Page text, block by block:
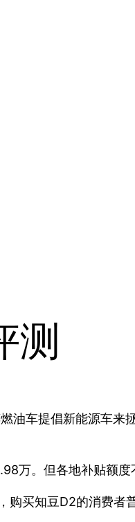
测
油车提倡新能源车来
万。但各地补贴额度
买知豆D2的消费者